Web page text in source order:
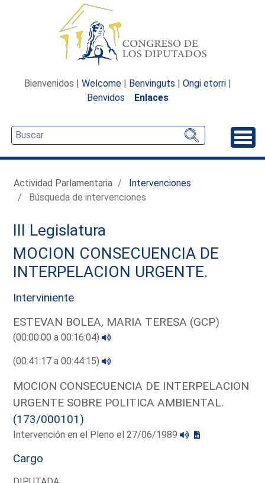
Bienvenidos | Welcome | Benvinguts | Ongi etorri |
Benvidos
Enlaces
Actividad Parlamentaria
Intervenciones
Búsqueda de intervenciones
III Legislatura
MOCION CONSECUENCIA DE
INTERPELACION URGENTE.
Interviniente
ESTEVAN BOLEA, MARIA TERESA (GCP)
(00:00:00 a 00:16:04)
(00:41:17 a 00:44:15)
MOCION CONSECUENCIA DE INTERPELACION
URGENTE SOBRE POLITICA AMBIENTAL.
(173/000101)
Intervención en el Pleno el 27/06/1989
Cargo